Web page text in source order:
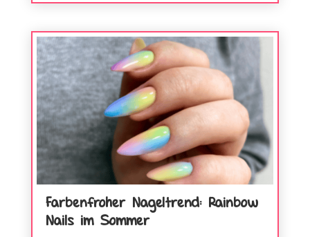
Farbenfroher Nageltrend: Rainbow
Nails im Sommer